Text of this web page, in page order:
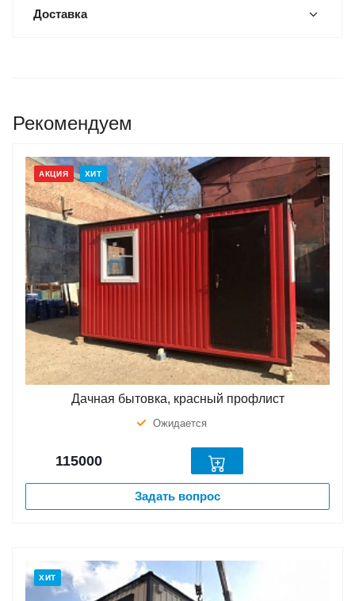
Доставка
Рекомендуем
АКЦИЯ ХИТ
Дачная бытовка, красный профлист
Ожидается
115000
Задать вопрос
ХИТ